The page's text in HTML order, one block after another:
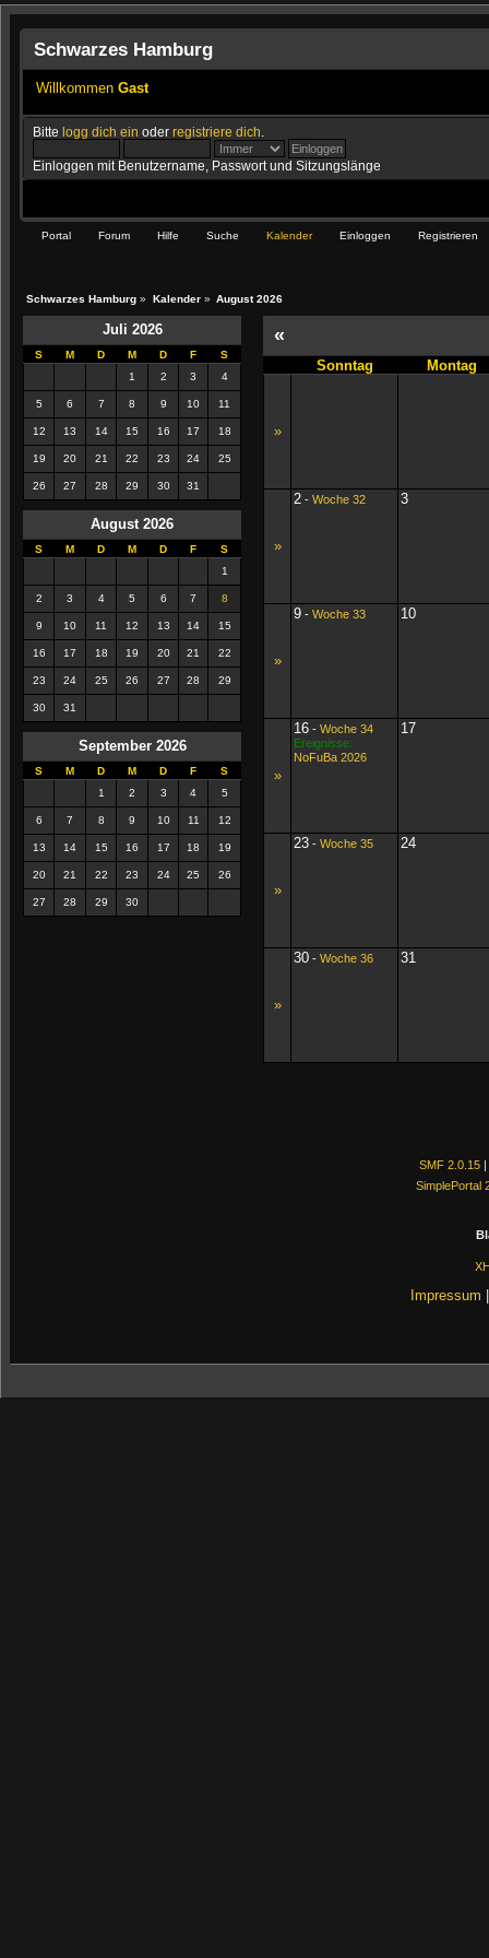
Schwarzes Hamburg
Willkommen Gast
Bittelogg dich ein oderregistriere dich
Einloggen mit Benutzername, Passwort und Sitzungslänge
Portal Forum Hilfe Suche Kalender Einloggen Registrieren
Schwarzes Hamburg » Kalender» August 2026
Juli 2026
S M D M D F
S
1
2 3 4
5 6 7 8 9 10 11
12 13 14 15 16 17 18
19 20 21 22 23 24 25
26 27 28 29 30 31
August 2026
S M D M D F
S
1
2 3 4 5 6 7 8
9 10 11 12 13 14 15
16 17 18 19 20 21 22
23 24 25 26 27 28 29
30 31
September 2026
S M D M D F
S
1
2 3 4 5
6 7 8 9 10 11 12
13 14 15 16 17 18 19
20 21 22 23 24 25 26
27 28 29 30
«
Sonntag Montag
»
»
2 - Woche 32 3
»
9 - Woche 33 10
»
16 - Woche 34
Ereignisse:
NoFuBa 2026
17
»
23 - Woche 35 24
»
30 - Woche 36 31
SMF 2.0.15|
SimplePortal
Impressum